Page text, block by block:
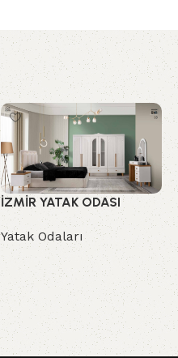
İZMİR YATAK ODASI
Yatak Odaları